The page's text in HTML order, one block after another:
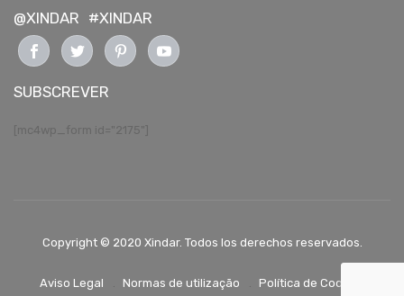
@XINDAR #XINDAR
SUBSCREVER
[mc4wp_form id="2175"]
Copyright © 2020 Xindar. Todos los derechos reservados.
Aviso Legal Normas de utilização Política de Cookies